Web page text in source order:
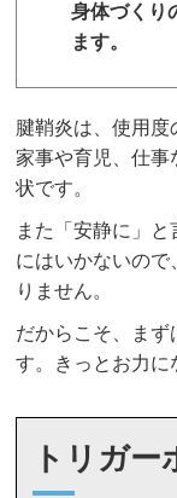
身体づくり
ます。
腱鞘炎は、使用度
家事や育児、仕事
状です。
また「安静に」
にはいかないので
りません。
だからこそ、ま
す。きっとお力に
トリガー